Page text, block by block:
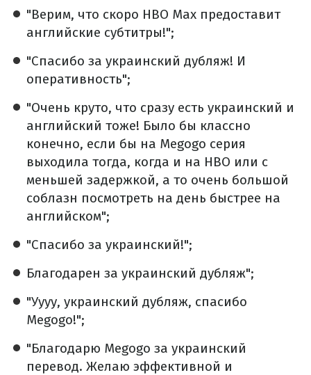
"Верим, что скоро HBO Max предоставит
английские субтитры!";
"Спасибо за украинский дубляж! И
оперативность";
"Очень круто, что сразу есть украинский и
английский тоже! Было бы классно
конечно, если бы на Megogo серия
выходила тогда, когда и на HBO или с
меньшей задержкой, а то очень большой
соблазн посмотреть на день быстрее на
английском";
"Спасибо за украинский!";
Благодарен за украинский дубляж";
"Уууу, украинский дубляж, спасибо
Megogo!";
"Благодарю Megogo за украинский
перевод. Желаю эффективной и